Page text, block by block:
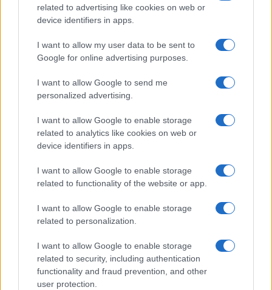
related to advertising like cookies on web or
device identifiers in apps.
I want to allow my user data to be sent to
Google for online advertising purposes.
I want to allow Google to send me
personalized advertising.
I want to allow Google to enable storage
related to analytics like cookies on web or
device identifiers in apps.
I want to allow Google to enable storage
related to functionality of the website or app.
I want to allow Google to enable storage
related to personalization.
I want to allow Google to enable storage
related to security, including authentication
functionality and fraud prevention, and other
user protection.
C’è poiun tema di principio
legittimo che preveda condizioni d’uso, comprese
quelle legate al rinnovo. Ma la libertà contrattuale
partita — non dovrebbe essere sacrificata
sull’altare di un problema che riguarda una
minoranza di speculatori.
Ivan Mazzoletti, 6 agosto 2026